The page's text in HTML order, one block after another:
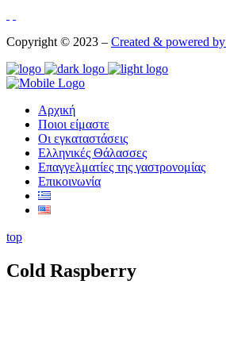
Copyright © 2023 – Created & powered by
Αρχική
Ποιοι είμαστε
Οι εγκαταστάσεις
Ελληνικές Θάλασσες
Επαγγελματίες της γαστρονομίας
Επικοινωνία
top
Cold Raspberry